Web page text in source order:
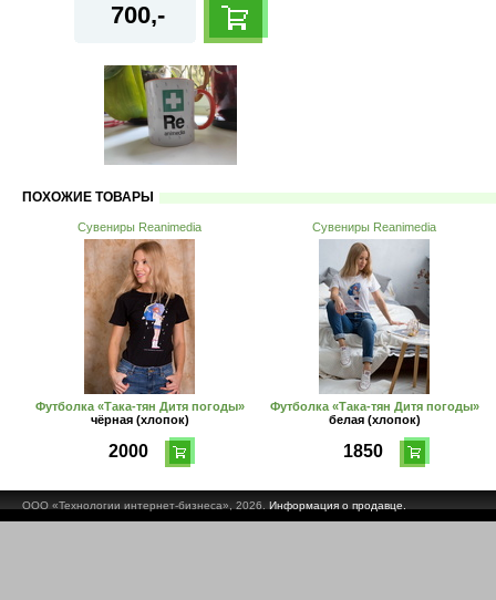
700,-
ПОХОЖИЕ ТОВАРЫ
Сувениры Reanimedia
Футболка «Така-тян Дитя погоды»
чёрная (хлопок)
2000
Сувениры Reanimedia
Футболка «Така-тян Дитя погоды»
белая (хлопок)
1850
ООО «Технологии интернет-бизнеса», 2026. Информация о продавце.